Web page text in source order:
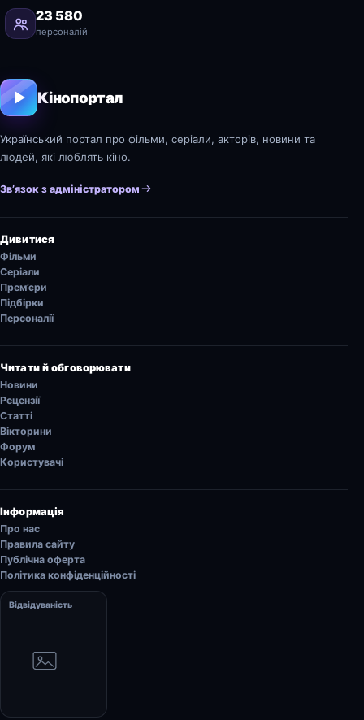
23 580
персоналій
Кінопортал
Український портал про фільми, серіали, акторів, новини та
людей, які люблять кіно.
Зв’язок з адміністратором
Дивитися
Фільми
Серіали
Прем’єри
Підбірки
Персоналії
Читати й обговорювати
Новини
Рецензії
Статті
Вікторини
Форум
Користувачі
Інформація
Про нас
Правила сайту
Публічна оферта
Політика конфіденційності
Відвідуваність